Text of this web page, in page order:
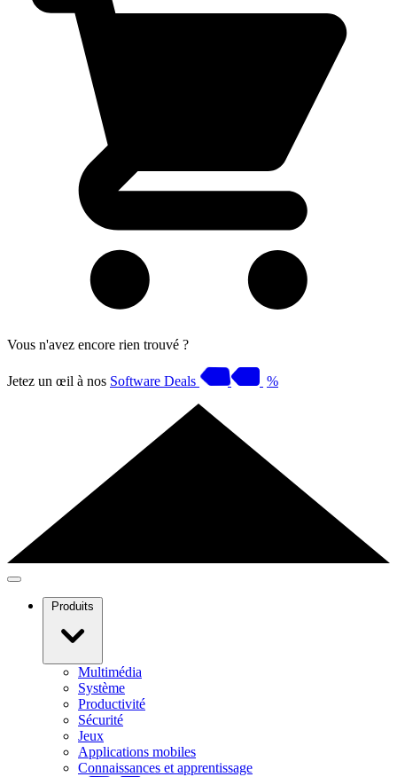
Vous n'avez encore rien trouvé ?
Jetez un œil à nos Software Deals %
Produits
Multimédia
Système
Productivité
Sécurité
Jeux
Applications mobiles
Connaissances et apprentissage